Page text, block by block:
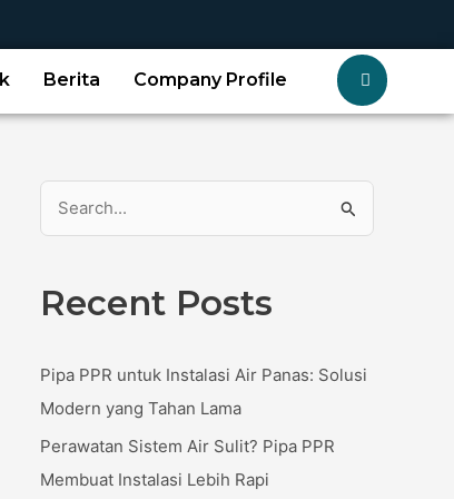
Berita Company Profile
r
h
f
o
r
Recent Posts
Pipa PPR untuk Instalasi Air Panas: Solusi
Modern yang Tahan Lama
Perawatan Sistem Air Sulit? Pipa PPR
Membuat Instalasi Lebih Rapi